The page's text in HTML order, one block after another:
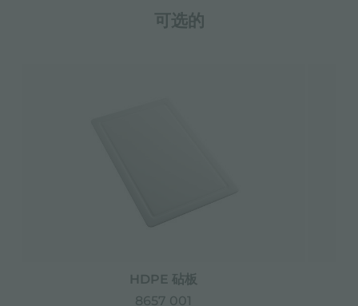
可选的
HDPE 砧板
8657 001